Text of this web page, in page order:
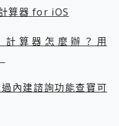
算器 for iOS
算器怎麼辦？用
內建諮詢功能查寶可